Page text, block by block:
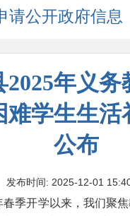
请公开政府信息
2025年义务
难学生生活
公布
发布时间: 2025-12-01
春季开学以来，我们聚